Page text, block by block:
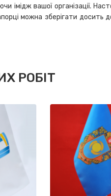
вашої організації.
можна зберігати
РОБІТ